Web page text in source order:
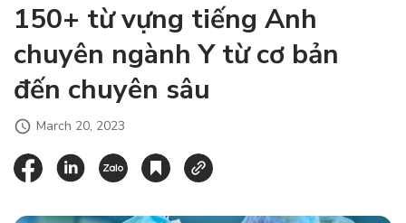
150+ từ vựng tiếng Anh
chuyên ngành Y từ cơ bản
đến chuyên sâu
March 20, 2023